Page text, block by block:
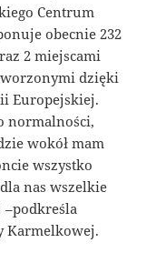
Centrum
obecnie 232
2 miejscami
dzięki
Europejskiej.
normalności,
wokół mam
wszystko
nas wszelkie
Karmelkowej.